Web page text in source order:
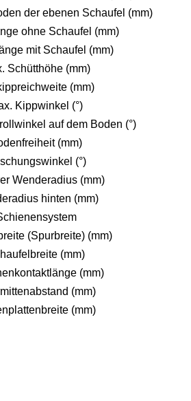
der ebenen Schaufel (mm)
ohne Schaufel (mm)
mit Schaufel (mm)
Schütthöhe (mm)
(mm)
Kippwinkel (°)
auf dem Boden (°)
(mm)
(°)
Wenderadius (mm)
hinten (mm)
(Spurbreite) (mm)
(mm)
(mm)
(mm)
(mm)